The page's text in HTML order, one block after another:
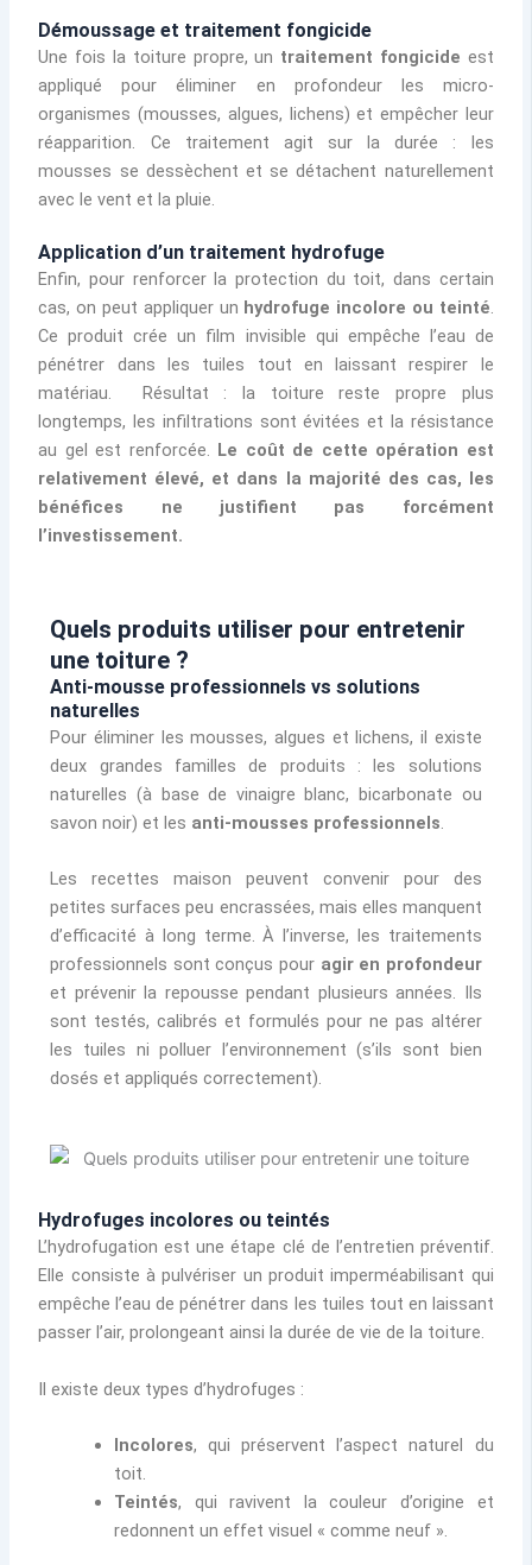
Démoussage et traitement fongicide
Une fois la toiture propre, un traitement fongicide est
appliqué pour éliminer en profondeur les micro-
organismes (mousses, algues, lichens) et empêcher leur
réapparition. Ce traitement agit sur la durée : les
mousses se dessèchent et se détachent naturellement
avec le vent et la pluie.
Application d’un traitement hydrofuge
Enfin, pour renforcer la protection du toit, dans certain
cas, on peut appliquer un hydrofuge incolore ou teinté.
Ce produit crée un film invisible qui empêche l’eau de
pénétrer dans les tuiles tout en laissant respirer le
matériau. Résultat : la toiture reste propre plus
longtemps, les infiltrations sont évitées et la résistance
au gel est renforcée. Le coût de cette opération est
relativement élevé, et dans la majorité des cas, les
bénéfices ne justifient pas forcément
l’investissement.
Quels produits utiliser pour entretenir
une toiture ?
Anti-mousse professionnels vs solutions
naturelles
Pour éliminer les mousses, algues et lichens, il existe
deux grandes familles de produits : les solutions
naturelles (à base de vinaigre blanc, bicarbonate ou
savon noir) et les anti-mousses professionnels
Les recettes maison peuvent convenir pour des
petites surfaces peu encrassées, mais elles manquent
d’efficacité à long terme. À l’inverse, les traitements
professionnels sont conçus pour agir en profondeur
et prévenir la repousse pendant plusieurs années. Ils
sont testés, calibrés et formulés pour ne pas altérer
les tuiles ni polluer l’environnement (s’ils sont bien
dosés et appliqués correctement).
Hydrofuges incolores ou teintés
L’hydrofugation est une étape clé de l’entretien préventif.
Elle consiste à pulvériser un produit imperméabilisant qui
empêche l’eau de pénétrer dans les tuiles tout en laissant
passer l’air, prolongeant ainsi la durée de vie de la toiture.
Il existe deux types d’hydrofuges :
Incolores, qui préservent l’aspect naturel du
toit.
Teintés, qui ravivent la couleur d’origine et
redonnent un effet visuel « comme neuf ».